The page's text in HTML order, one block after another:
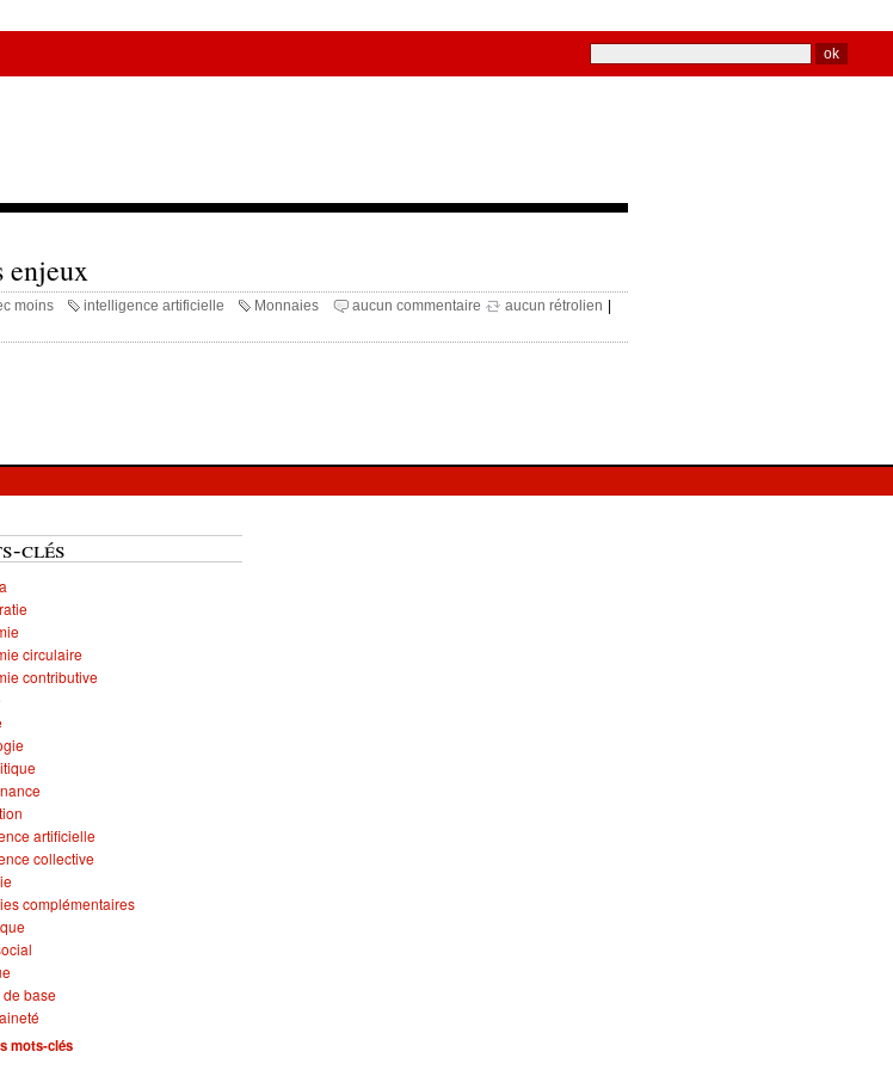
enjeux
moins intelligence artificielle Monnaies aucun commentaire aucun rétrolien |
clés
circulaire
contributive
artificielle
collective
complémentaires
base
mots-clés